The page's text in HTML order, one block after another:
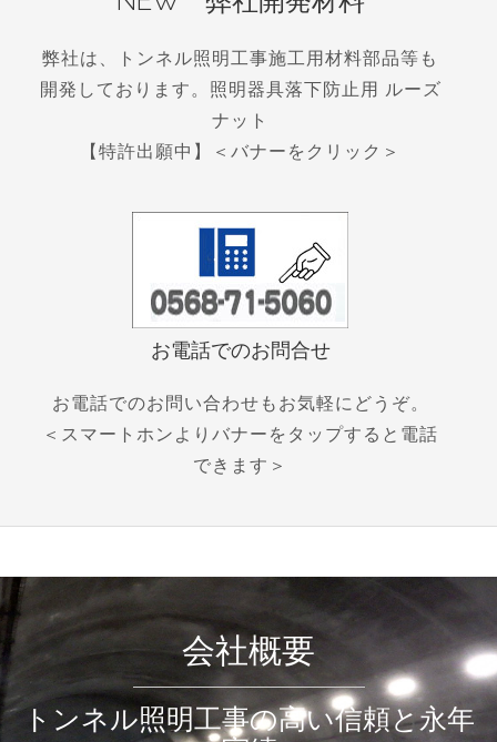
弊社は、トンネル照明工事施工用材料部品等も
開発しております。照明器具落下防止用 ルーズ
ナット
【特許出願中】＜バナーをクリック＞
お電話でのお問合せ
お電話でのお問い合わせもお気軽にどうぞ。
＜スマートホンよりバナーをタップすると電話
できます＞
会社概要
トンネル照明工事の高い信頼と永年